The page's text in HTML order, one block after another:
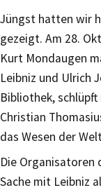
Jüngst hatten wir
gezeigt. Am 28.
Kurt Mondaugen
Leibniz und Ulrich
Bibliothek, schlüpft
Christian
das Wesen der
Die Organisatoren
Sache mit Leibniz